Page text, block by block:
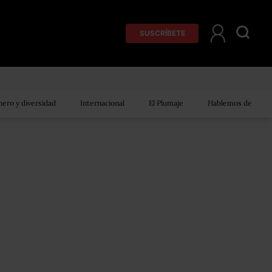
SUSCRÍBETE
y diversidad Internacional El Plumaje Hablemos de